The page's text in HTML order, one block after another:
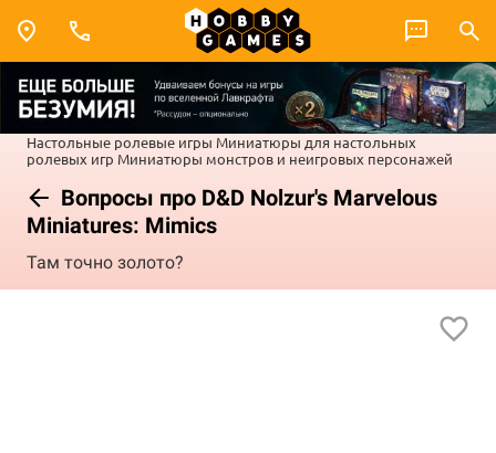
Настольные ролевые игры Миниатюры для настольных
ролевых игр Миниатюры монстров и неигровых персонажей
Вопросы про D&D Nolzur's Marvelous
Miniatures: Mimics
Там точно золото?